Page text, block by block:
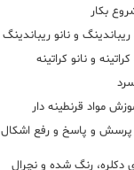
بکار
و نانو ریباندینگ
و نانو کراتینه
مواد قرنطینه دار
پرسش و پاسخ و رفع اشکال
رنگ شده و نچرال